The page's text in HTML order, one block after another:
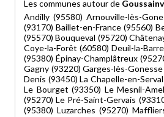
Les communes autour de
Andilly (95580) Arnouville-lès-
(93170) Baillet-en-France (95560)
(95570) Bouqueval (95720)
Coye-la-Forêt (60580) Deuil-la-
(95380) Épinay-Champlâtreux
Gagny (93220) Garges-lès-
Denis (93450) La Chapelle-en-
Le Bourget (93350) Le Mesnil-
(95270) Le Pré-Saint-Gervais
(95380) Luzarches (95270)